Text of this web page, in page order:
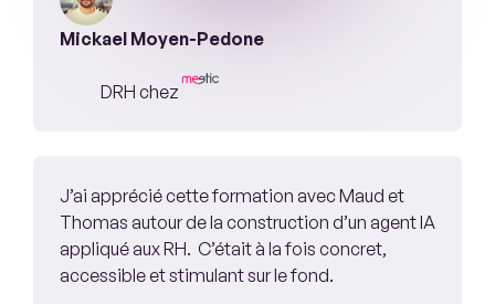
Mickael Moyen-Pedone
DRH chez
J’ai apprécié cette formation avec Maud et
Thomas autour de la construction d’un agent IA
appliqué aux RH. C’était à la fois concret,
accessible et stimulant sur le fond.